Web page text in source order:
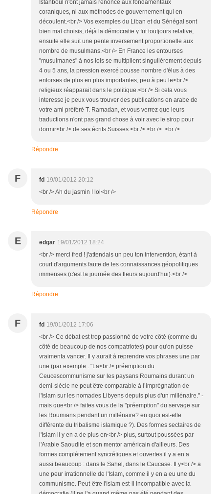
Istanboul n'ont jamais renoncé aux fondamentaux
coraniques, ni aux méthodes de gouvernement qui en
découlent.<br /> Vos exemples du Liban et du Sénégal sont
bien mal choisis, déjà la démocratie y fut toutjours relative,
ensuite elle suit une pente inversement proportionelle aux
nombre de musulmans.<br /> En France les entourses
"musulmanes" à nos lois se multiplient singulièrement depuis
4 ou 5 ans, la pression exercé pousse nombre d'élus à des
entorses de plus en plus importantes, peu à peu le<br />
religieux réapparait dans le politique.<br /> Si cela vous
interesse je peux vous trouver des publications en arabe de
votre ami préféré T. Ramadan, et vous verrez que leurs
traductions n'ont pas grand chose à voir avec le sirop pour
dormir<br /> de ses écrits Suisses.<br /> <br /> <br />
Répondre
F fd 19/01/2012 20:12
<br /> Ah du jasmin ! lol<br />
Répondre
E edgar 19/01/2012 18:24
<br /> merci fred ! j'attendais un peu ton intervention, étant à
court d'arguments faute de tes connaissances géopolitiques
immenses (c'est la journée des fleurs aujourd'hui).<br />
Répondre
F fd 19/01/2012 17:06
<br /> Ce débat est trop passionné de votre côté (comme du
côté de beaucoup de nos compatriotes) pour qu'on puisse
vraimenta vancer. Il y aurait à reprendre vos phrases une par
une (par exemple : "La<br /> préemption du
Ceucescommunisme sur les paysans Roumains durant un
demi-siècle ne peut être comparable à l’imprégnation de
l'islam sur les nomades Libyens depuis plus d'un millénaire." -
mais que<br /> faites vous de la "préemption" du servage sur
les Roumians pendant un millénaire? en quoi est-elle
différente du tribalisme islamique ?). Des formes sectaires de
l'Islam il y en a de plus en<br /> plus, surtout poussées par
l'Arabie Saoudite et son mentor américain d'ailleurs. Des
formes complètement syncrétiques et ouvertes il y a en a
aussi beaucoup : dans le Sahel, dans le Caucase. Il y<br /> a
une peur irrationnelle de l'Islam, comme il y en a eu une du
communisme. Peut-être l'Islam est-il incompatible avec la